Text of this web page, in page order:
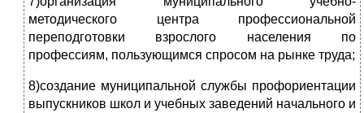
методического центра профессиональной
переподготовки взрослого населения по
профессиям, пользующимся спросом на рынке труда;
8)создание муниципальной службы профориентации
выпускников школ и учебных заведений начального и